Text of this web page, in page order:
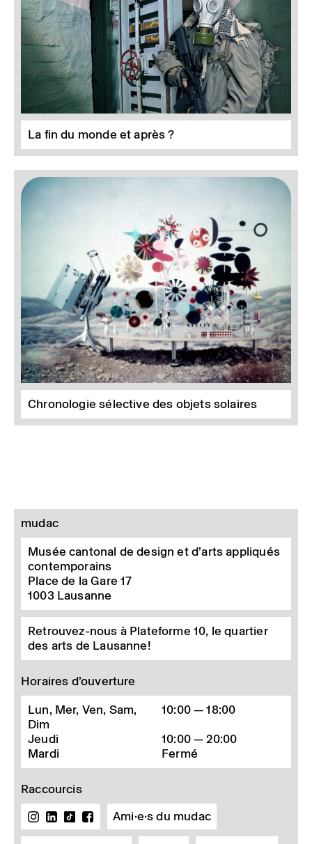
La fin du monde et après ?
Chronologie sélective des objets solaires
mudac
Musée cantonal de design et d’arts appliqués
contemporains
Place de la Gare 17
1003 Lausanne
Retrouvez-nous à Plateforme 10, le quartier
des arts de Lausanne!
Horaires d’ouverture
Lun, Mer, Ven, Sam,
Dim
10:00 — 18:00
Jeudi
10:00 — 20:00
Mardi
Fermé
Raccourcis
Ami·e·s du mudac